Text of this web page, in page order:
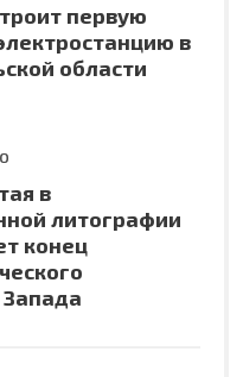
первую
в
области
в
литографии
конец